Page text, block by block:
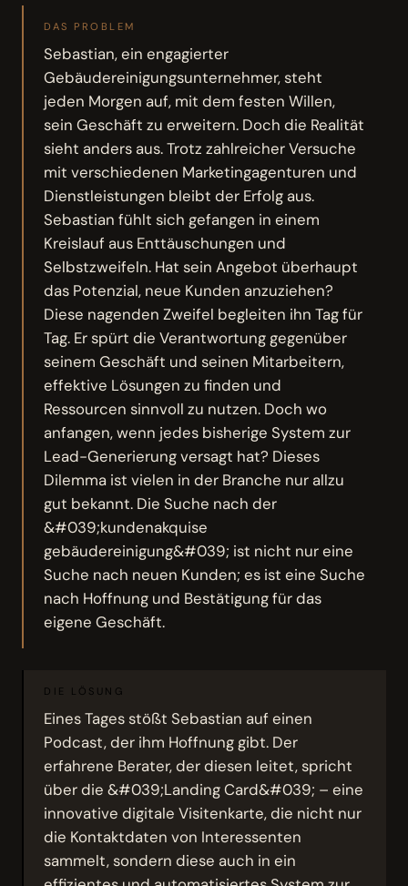
DAS PROBLEM
Sebastian, ein engagierter
Gebäudereinigungsunternehmer, steht
jeden Morgen auf, mit dem festen Willen,
sein Geschäft zu erweitern. Doch die Realität
sieht anders aus. Trotz zahlreicher Versuche
mit verschiedenen Marketingagenturen und
Dienstleistungen bleibt der Erfolg aus.
Sebastian fühlt sich gefangen in einem
Kreislauf aus Enttäuschungen und
Selbstzweifeln. Hat sein Angebot überhaupt
das Potenzial, neue Kunden anzuziehen?
Diese nagenden Zweifel begleiten ihn Tag für
Tag. Er spürt die Verantwortung gegenüber
seinem Geschäft und seinen Mitarbeitern,
effektive Lösungen zu finden und
Ressourcen sinnvoll zu nutzen. Doch wo
anfangen, wenn jedes bisherige System zur
Lead-Generierung versagt hat? Dieses
Dilemma ist vielen in der Branche nur allzu
gut bekannt. Die Suche nach der
&#039;kundenakquise
gebäudereinigung&#039; ist nicht nur eine
Suche nach neuen Kunden; es ist eine Suche
nach Hoffnung und Bestätigung für das
eigene Geschäft.
DIE LÖSUNG
Eines Tages stößt Sebastian auf einen
Podcast, der ihm Hoffnung gibt. Der
erfahrene Berater, der diesen leitet, spricht
über die &#039;Landing Card&#039; – eine
innovative digitale Visitenkarte, die nicht nur
die Kontaktdaten von Interessenten
sammelt, sondern diese auch in ein